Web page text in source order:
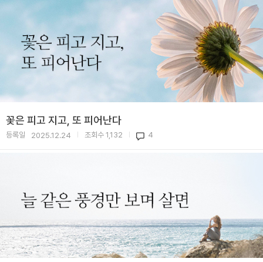
꽃은 피고 지고, 또 피어난다
등록일 2025.12.24 조회수 1,132 4